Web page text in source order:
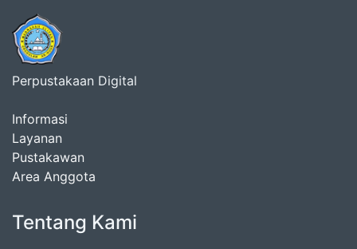
Perpustakaan Digital
Informasi
Layanan
Pustakawan
Area Anggota
Tentang Kami